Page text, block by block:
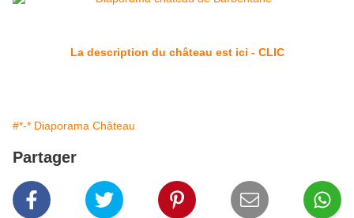
La description du château est ici - CLIC
#*-* Diaporama Château
Partager